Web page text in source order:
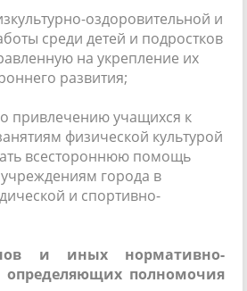
оздоровительной и
среди детей и подростков
на укрепление их
развития;
привлечению учащихся к
физической культурой
всестороннюю помощь
города в
и спортивно-
и иных нормативно-
определяющих полномочия